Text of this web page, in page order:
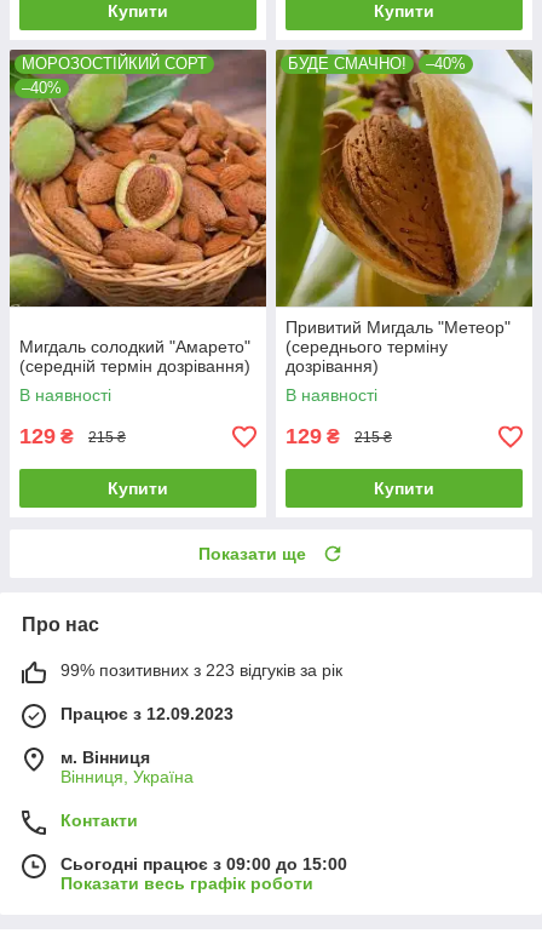
Купити Купити
МОРОЗОСТІЙКИЙ СОРТ
–40%
Мигдаль солодкий "Амарето"
(середній термін дозрівання)
В наявності
129 ₴ 215 ₴
Купити
БУДЕ СМАЧНО! –40%
Привитий Мигдаль "Метеор"
(середнього терміну
дозрівання)
В наявності
129 ₴ 215 ₴
Купити
Показати ще
Про нас
99% позитивних з 223 відгуків за рік
Працює з 12.09.2023
м. Вінниця
Вінниця, Україна
Контакти
Сьогодні працює з 09:00 до 15:00
Показати весь графік роботи